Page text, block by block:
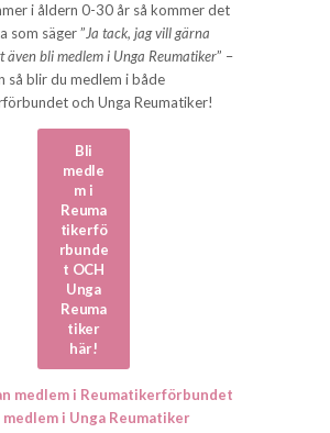
i åldern 0-30 år så kommer det
som säger ”Ja tack, jag vill gärna
även bli medlem i Unga Reumatiker” –
så blir du medlem i både
och Unga Reumatiker!
Bli
medle
m i
Reuma
tikerfö
rbunde
t OCH
Unga
Reuma
tiker
här!
medlem i Reumatikerförbundet
i Unga Reumatiker